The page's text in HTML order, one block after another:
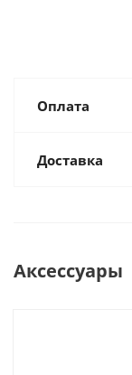
Оплата
Доставка
Аксессуары